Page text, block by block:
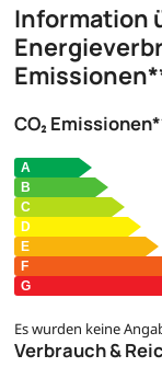
Information
CO₂
Es wurden keine
Verbrauch &